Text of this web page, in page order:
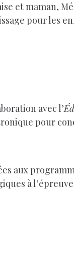
et maman,
pour les
avec l’
pour
aux
à